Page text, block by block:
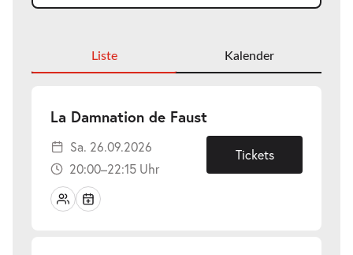
Liste Kalender
La Damnation de Faust-
Sa.
26.09.2026
Sa. 26.09.2026
20:00–22:15 Uhr
Tickets